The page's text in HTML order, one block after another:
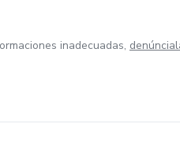
inadecuadas,